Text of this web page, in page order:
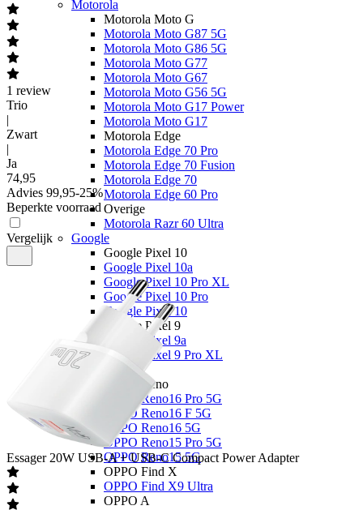
Motorola
Motorola Moto G
Motorola Moto G87 5G
Motorola Moto G86 5G
Motorola Moto G77
Motorola Moto G67
Motorola Moto G56 5G
Motorola Moto G17 Power
Motorola Moto G17
Motorola Edge
Motorola Edge 70 Pro
Motorola Edge 70 Fusion
Motorola Edge 70
Motorola Edge 60 Pro
Overige
Motorola Razr 60 Ultra
Google
Google Pixel 10
Google Pixel 10a
Google Pixel 10 Pro XL
Google Pixel 10 Pro
Google Pixel 10
Google Pixel 9
Google Pixel 9a
Google Pixel 9 Pro XL
OPPO
OPPO Reno
OPPO Reno16 Pro 5G
OPPO Reno16 F 5G
OPPO Reno16 5G
OPPO Reno15 Pro 5G
OPPO Reno15 5G
OPPO Find X
OPPO Find X9 Ultra
OPPO A
1 review
Trio
|
Zwart
|
Ja
74,95
Advies 99,95-25%
Beperkte voorraad
Vergelijk
Essager 20W USB-A + USB-C Compact Power Adapter